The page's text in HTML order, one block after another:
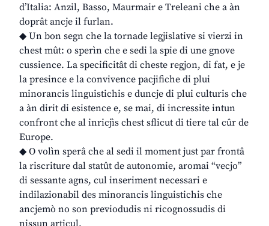
d’Italia: Anzil, Basso, Maurmair e Treleani che a àn
doprât ancje il furlan.
◆ Un bon segn che la tornade legjislative si vierzi in
chest mût: o sperìn che e sedi la spie di une gnove
cussience. La specificitât di cheste regjon, di fat, e je
la presince e la convivence pacjifiche di plui
minorancis linguistichis e duncje di plui culturis che
a àn dirit di esistence e, se mai, di incressite intun
confront che al inricjìs chest sflicut di tiere tal cûr de
Europe.
◆ O volìn sperâ che al sedi il moment just par frontâ
la riscriture dal statût de autonomie, aromai “vecjo”
di sessante agns, cul inseriment necessari e
indilazionabil des minorancis linguistichis che
ancjemò no son previodudis ni ricognossudis di